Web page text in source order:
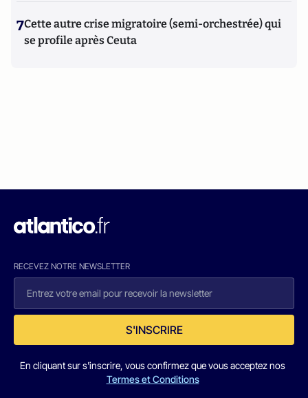
7Cette autre crise migratoire (semi-orchestrée) qui
se profile après Ceuta
RECEVEZ NOTRE NEWSLETTER
S'INSCRIRE
En cliquant sur s'inscrire, vous confirmez que vous acceptez nos
Termes et Conditions